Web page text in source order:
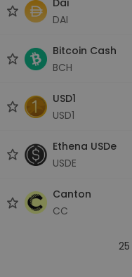
DAI
Bitcoin Cash
BCH
USD1
USD1
Ethena USDe
USDE
Canton
CC
25